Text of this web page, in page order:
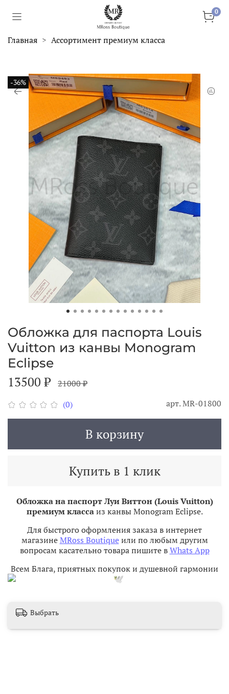
0
Главная Ассортимент премиум класса
-36%
(0) арт.MR-01800
Обложка для паспорта Louis
Vuitton из канвы Monogram
Eclipse
13500 ₽ 21000 ₽
В корзину
Купить в 1 клик
Обложка на паспорт Луи Виттон (Louis Vuitton)
премиум классаиз канвы Monogram Eclipse.
Для быстрого оформления заказа в интернет
магазинеMRoss Boutiqueили по любым другим
вопросам касательно товара пишите вWhats App
Всем Блага, приятных покупок и душевной гармонии
Выбрать